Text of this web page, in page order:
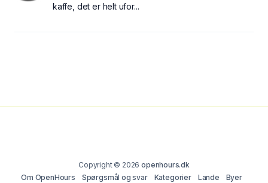
kaffe, det er helt ufor...
Copyright © 2026openhours.dk
Om OpenHours
Spørgsmål og svar Kategorier Lande
Byer